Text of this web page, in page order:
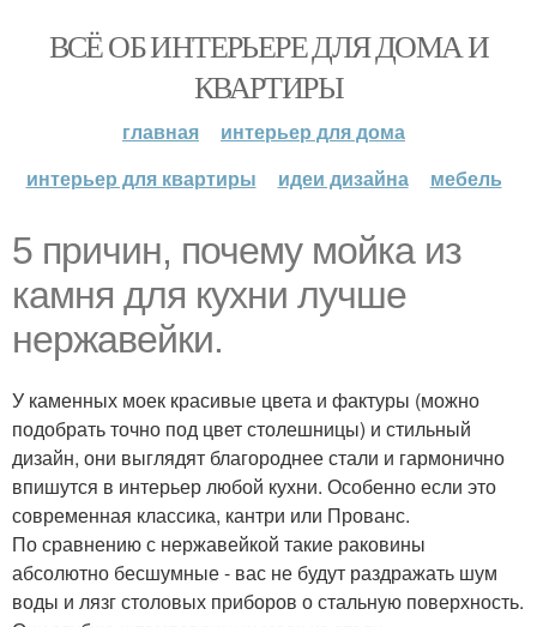
ВСЁ ОБ ИНТЕРЬЕРЕ ДЛЯ ДОМА И
КВАРТИРЫ
главная
интерьер для дома
интерьер для квартиры
идеи дизайна мебель
5 причин, почему мойка из
камня для кухни лучше
нержавейки.
У каменных моек красивые цвета и фактуры (можно
подобрать точно под цвет столешницы) и стильный
дизайн, они выглядят благороднее стали и гармонично
впишутся в интерьер любой кухни. Особенно если это
современная классика, кантри или Прованс.
По сравнению с нержавейкой такие раковины
абсолютно бесшумные - вас не будут раздражать шум
воды и лязг столовых приборов о стальную поверхность.